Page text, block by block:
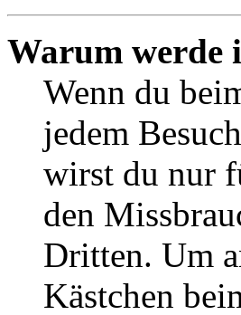
Warum werde
Wenn du
jedem
wirst du nur
den
Dritten. Um
Kästchen